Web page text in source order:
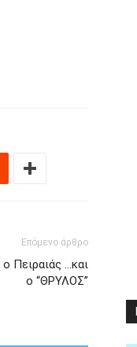
Επόμενο άρθρο
Πειραιάς …και
ο “ΘΡΥΛΟΣ”